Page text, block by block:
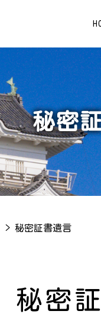
秘密
> 秘密証書遺言
秘密